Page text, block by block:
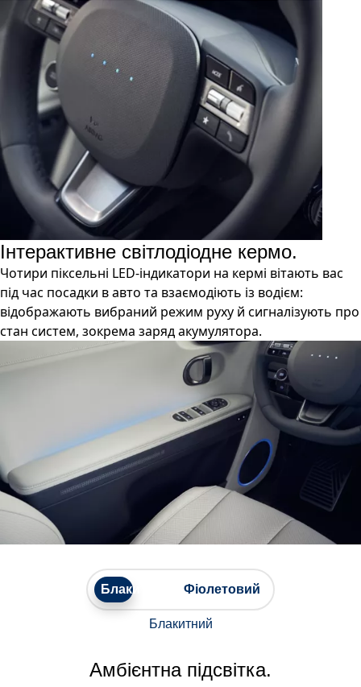
Інтерактивне світлодіодне кермо.
Чотири піксельні LED-індикатори на кермі вітають вас
під час посадки в авто та взаємодіють із водієм:
відображають вибраний режим руху й сигналізують про
стан систем, зокрема заряд акумулятора.
Амбієнтна підсвітка.
Блакитний Фіолетовий
Блакитний